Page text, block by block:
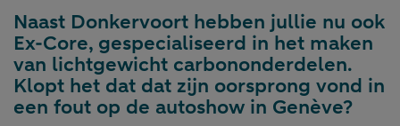
Naast Donkervoort hebben jullie nu ook
Ex-Core, gespecialiseerd in het maken
van lichtgewicht carbononderdelen.
Klopt het dat dat zijn oorsprong vond in
een fout op de autoshow in Genève?